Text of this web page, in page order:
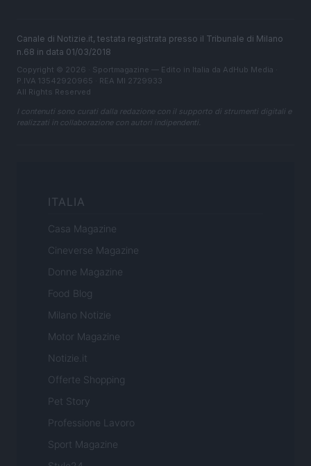
Canale di Notizie.it, testata registrata presso il Tribunale di Milano
n.68 in data 01/03/2018
Copyright © 2026 · Sportmagazine — Edito in Italia da AdHub Media
P.IVA 13542920965 · REA MI 2729933
All Rights Reserved
I contenuti sono curati dalla redazione con il supporto di strumenti digitali e
realizzati in collaborazione con autori indipendenti.
ITALIA
Casa Magazine
Cineverse Magazine
Donne Magazine
Food Blog
Milano Notizie
Motor Magazine
Notizie.it
Offerte Shopping
Pet Story
Professione Lavoro
Sport Magazine